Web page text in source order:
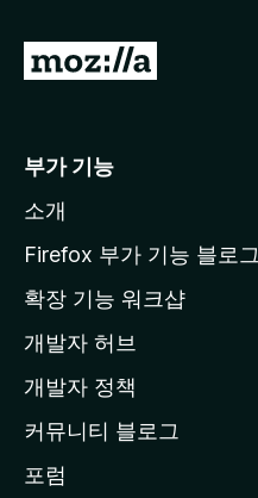
M
l
a
페
이
지
이
동
부가 기능
소개
Firefox 부가 기능 블로그
확장 기능 워크샵
개발자 허브
개발자 정책
커뮤니티 블로그
포럼